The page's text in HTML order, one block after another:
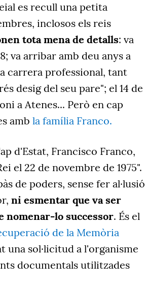
es recull una petita
inclosos els reis
tota mena de detalls: va
va arribar amb deu anys a
carrera professional, tant
desig del seu pare"; el 14 de
a Atenes... Però en cap
amb la família Franco.
d'Estat, Francisco Franco,
el 22 de novembre de 1975".
de poders, sense fer al·lusió
ni esmentar que va ser
nomenar-lo successor. És el
de la Memòria
una sol·licitud a l'organisme
documentals utilitzades